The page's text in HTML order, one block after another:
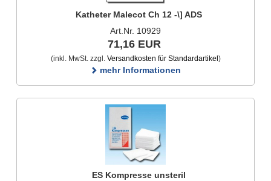
Katheter Malecot Ch 12 -\] ADS
Art.Nr. 10929
71,16 EUR
(inkl. MwSt. zzgl. Versandkosten für Standardartikel )
mehr Informationen
ES Kompresse unsteril